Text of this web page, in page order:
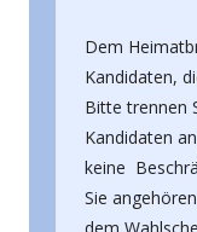
Dem
Kandidaten,
Bitte trennen
Kandidaten
keine
Sie
dem